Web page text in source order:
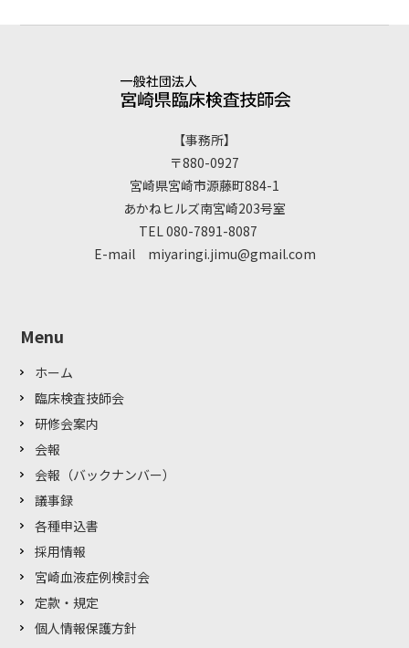
【事務所】
〒880-0927
宮崎県宮崎市源藤町884-1
あかねヒルズ南宮崎203号室
TEL 080-7891-8087
E-mail miyaringi.jimu@gmail.com
Menu
ホーム
臨床検査技師会
研修会案内
会報
会報（バックナンバー）
議事録
各種申込書
採用情報
宮崎血液症例検討会
定款・規定
個人情報保護方針